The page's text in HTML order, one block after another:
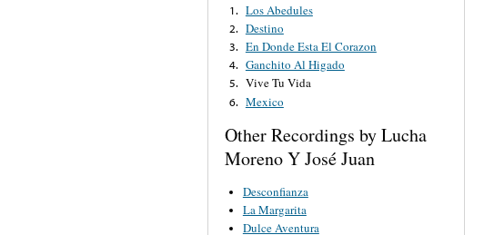
1. Los Abedules
2. Destino
3. En Donde Esta El Corazon
4. Ganchito Al Higado
5. Vive Tu Vida
6. Mexico
Other Recordings by Lucha
Moreno Y José Juan
Desconfianza
La Margarita
Dulce Aventura